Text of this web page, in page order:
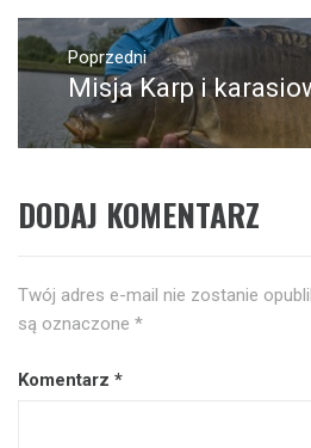
Nawigacja
wpisuPoprzedni
Poprzedni
wpis:
Misja Karp i
DODAJ KOMENTARZ
Twój adres e-mail nie zostanie
są oznaczone *
Komentarz *